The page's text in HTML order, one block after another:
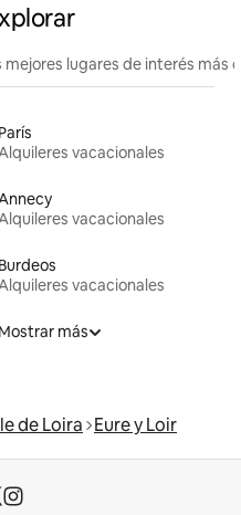
mejores lugares de interés más
París
vacacionales
vacacionales
Burdeos
vacacionales
Mostrar más
de Loira Eure y Loir